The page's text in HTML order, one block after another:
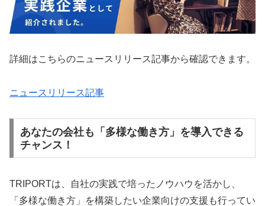
詳細はこちらのニュースリリース記事から確認できます。
ニュースリリース記事
あなたの会社も「多様な働き方」を導入できる
チャンス！
TRIPORTは、自社の実践で培ったノウハウを活かし、
「多様な働き方」を構築したい企業向けの支援も行ってい